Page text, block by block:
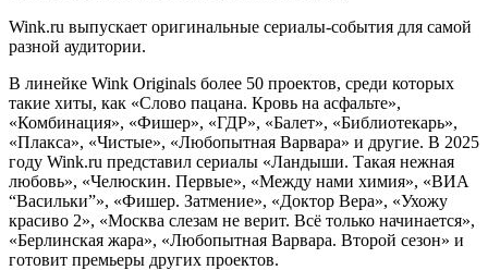
Wink.ru выпускает оригинальные сериалы-события для самой
разной аудитории.
В линейке Wink Originals более 50 проектов, среди которых
такие хиты, как «Слово пацана. Кровь на асфальте»,
«Комбинация», «Фишер», «ГДР», «Балет», «Библиотекарь»,
«Плакса», «Чистые», «Любопытная Варвара» и другие. В 2025
году Wink.ru представил сериалы «Ландыши. Такая нежная
любовь», «Челюскин. Первые», «Между нами химия», «ВИА
“Васильки”», «Фишер. Затмение», «Доктор Вера», «Ухожу
красиво 2», «Москва слезам не верит. Всё только начинается»,
«Берлинская жара», «Любопытная Варвара. Второй сезон» и
готовит премьеры других проектов.